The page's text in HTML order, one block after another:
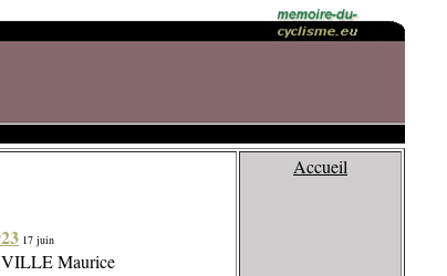
17 juin
VILLE Maurice
Accueil